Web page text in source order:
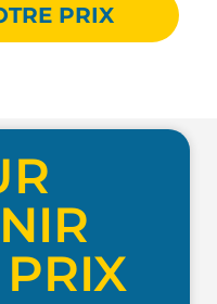
PRIX